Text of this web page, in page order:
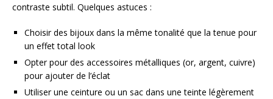
contraste subtil. Quelques astuces :
Choisir des bijoux dans la même tonalité que la tenue pour
un effet total look
Opter pour des accessoires métalliques (or, argent, cuivre)
pour ajouter de l’éclat
Utiliser une ceinture ou un sac dans une teinte légèrement